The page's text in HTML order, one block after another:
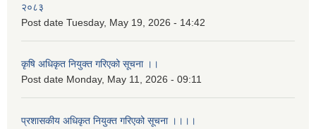
२०८३
Post date Tuesday, May 19, 2026 - 14:42
कृषि अधिकृत नियुक्त गरिएको सूचना ।।
Post date Monday, May 11, 2026 - 09:11
प्रशासकीय अधिकृत नियुक्त गरिएको सूचना ।।।।